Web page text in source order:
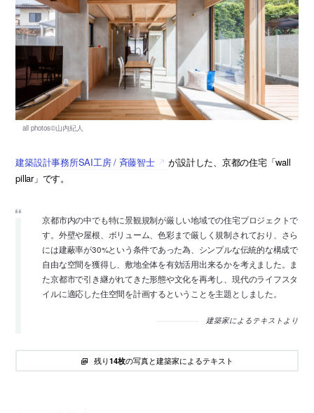
建築設計事務所SAI工房 / 斉藤智士
が設計した、京都の住宅「wall
pillar」です。
京都市内の中でも特に景観規制が厳しい地域での住宅プロジェクトで
す。外壁や屋根、ボリューム、色彩まで厳しく規制されており、さら
には建蔽率が30%という条件であった為、シンプルな伝統的な構成で
自由な空間を獲得し、敷地全体を有効活用出来るかを考えました。ま
た京都市で引き継がれてきた形態や文化を再考し、現代のライフスタ
イルに適応した住空間を計画するということを主題としました。
建築家によるテキストより
残り14枚の写真と建築家によるテキスト